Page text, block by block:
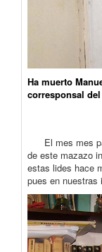
Ha muerto
corresponsal
El mes mes
de este mazazo
estas lides hace
pues en